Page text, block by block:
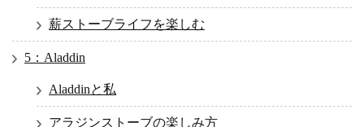
薪ストーブライフを楽しむ
5：Aladdin
Aladdinと私
アラジンストーブの楽しみ方